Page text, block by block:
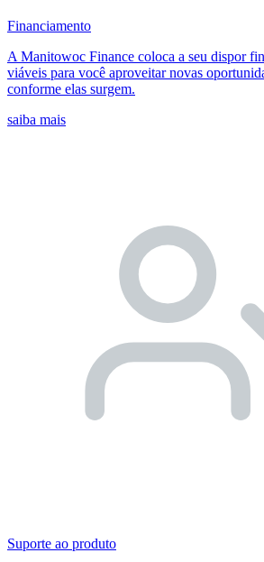
Financiamento
A Manitowoc Finance coloca a seu dispor
viáveis para você aproveitar novas
conforme elas surgem.
saiba mais
Suporte ao produto